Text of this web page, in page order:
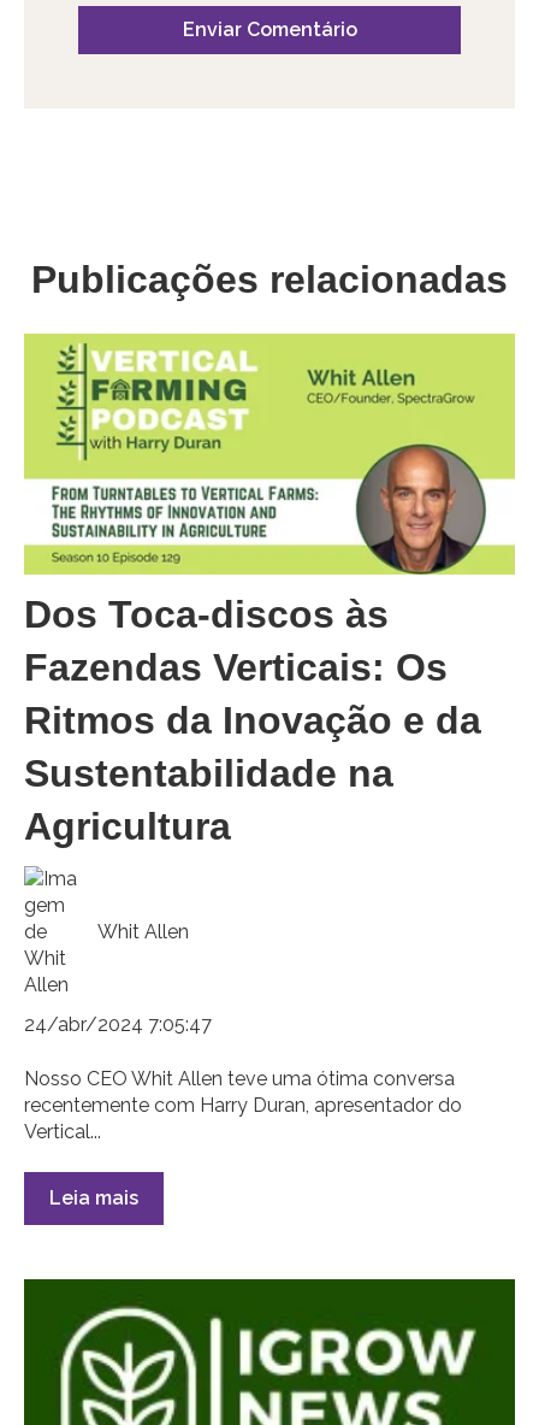
Publicações relacionadas
Dos Toca-discos às
Fazendas Verticais: Os
Ritmos da Inovação e da
Sustentabilidade na
Agricultura
Whit Allen
24/abr/2024 7:05:47
Nosso CEO Whit Allen teve uma ótima conversa
recentemente com Harry Duran, apresentador do
Vertical...
Leia mais